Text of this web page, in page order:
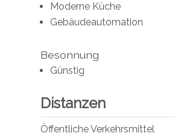
Moderne Küche
Gebäudeautomation
Besonnung
Günstig
Distanzen
Öffentliche Verkehrsmittel